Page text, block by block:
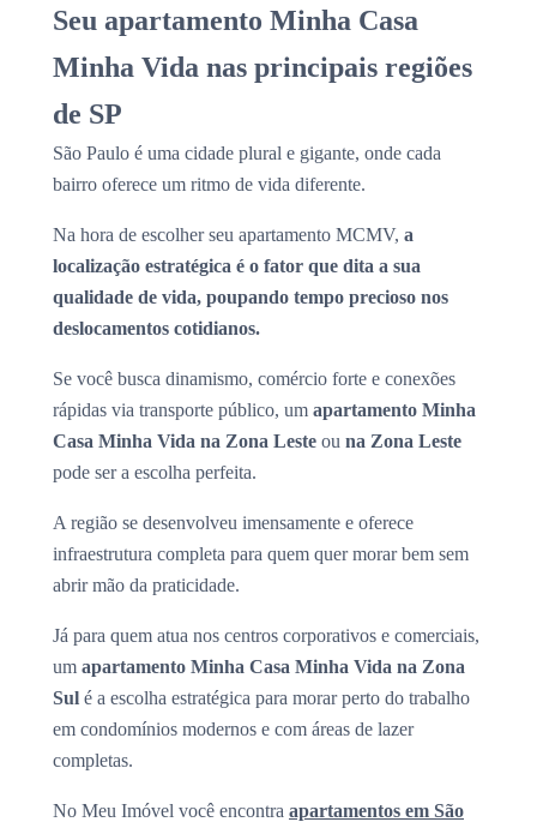
Seu apartamento Minha Casa
Minha Vida nas principais regiões
de SP
São Paulo é uma cidade plural e gigante, onde cada
bairro oferece um ritmo de vida diferente.
Na hora de escolher seu apartamento MCMV, a
localização estratégica é o fator que dita a sua
qualidade de vida, poupando tempo precioso nos
deslocamentos cotidianos.
Se você busca dinamismo, comércio forte e conexões
rápidas via transporte público, um apartamento Minha
Casa Minha Vida na Zona Leste ou na Zona Leste
pode ser a escolha perfeita.
A região se desenvolveu imensamente e oferece
infraestrutura completa para quem quer morar bem sem
abrir mão da praticidade.
Já para quem atua nos centros corporativos e comerciais,
um apartamento Minha Casa Minha Vida na Zona
Sul é a escolha estratégica para morar perto do trabalho
em condomínios modernos e com áreas de lazer
completas.
No Meu Imóvel você encontra apartamentos em São